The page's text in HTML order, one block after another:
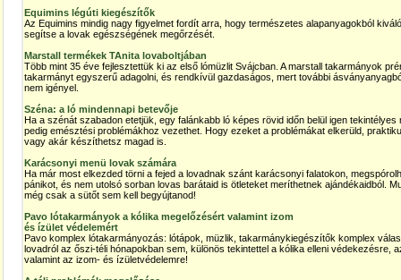
Equimins légúti kiegészítők
Az Equimins mindig nagy figyelmet fordít arra, hogy természetes alapanyagokból
segítse a lovak egészségének megőrzését.
Marstall termékek TAnita lovaboltjában
Több mint 35 éve fejlesztettük ki az első lómüzlit Svájcban. A marstall takarmányok
takarmányt egyszerű adagolni, és rendkívül gazdaságos, mert további
nem igényel.
Széna: a ló mindennapi betevője
Ha a szénát szabadon etetjük, egy falánkabb ló képes rövid időn belül igen tekintélyes
pedig emésztési problémákhoz vezethet. Hogy ezeket a problémákat elkerüld,
vagy akár készíthetsz magad is.
Karácsonyi menü lovak számára
Ha már most elkezded törni a fejed a lovadnak szánt karácsonyi falatokon,
pánikot, és nem utolsó sorban lovas barátaid is ötleteket meríthetnek ajándékaidból.
még csak a sütőt sem kell begyújtanod!
Pavo lótakarmányok a kólika megelőzésért valamint izom
és ízület védelemért
Pavo komplex lótakarmányozás: lótápok, müzlik, takarmánykiegészítők komplex
lovadról az őszi-téli hónapokban sem, különös tekintettel a kólika elleni védekezésre,
valamint az izom- és ízületvédelemre!